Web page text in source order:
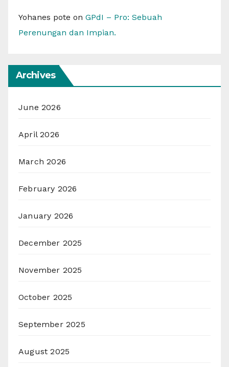
Yohanes pote on GPdI – Pro: Sebuah
Perenungan dan Impian.
Archives
June 2026
April 2026
March 2026
February 2026
January 2026
December 2025
November 2025
October 2025
September 2025
August 2025